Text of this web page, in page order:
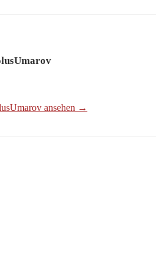
ansehen →